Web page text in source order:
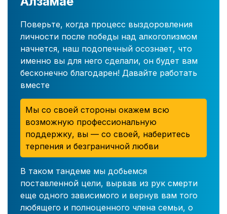
Поверьте, когда процесс выздоровления
личности после победы над алкоголизмом
начнется, наш подопечный осознает, что
именно вы для него сделали, он будет вам
бесконечно благодарен! Давайте работать
вместе
Мы со своей стороны окажем всю
возможную профессиональную
поддержку, вы — со своей, наберитесь
терпения и безграничной любви
В таком тандеме мы добьемся
поставленной цели, вырвав из рук смерти
еще одного зависимого и вернув вам того
любящего и полноценного члена семьи, о